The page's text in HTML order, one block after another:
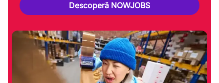
Descoperă NOWJOBS